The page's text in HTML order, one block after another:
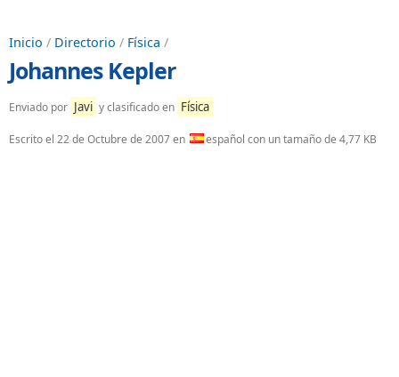
Inicio / Directorio / Física /
Johannes Kepler
Enviado por Javi y clasificado en Física
Escrito el 22 de Octubre de 2007en español con un tamaño de 4,77 KB